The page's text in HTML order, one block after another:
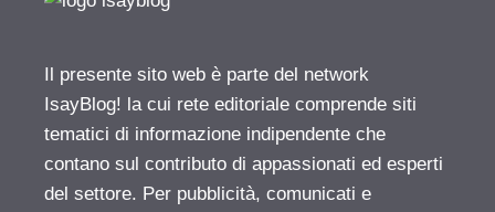
Il presente sito web è parte del network
IsayBlog! la cui rete editoriale comprende siti
tematici di informazione indipendente che
contano sul contributo di appassionati ed esperti
del settore. Per pubblicità, comunicati e